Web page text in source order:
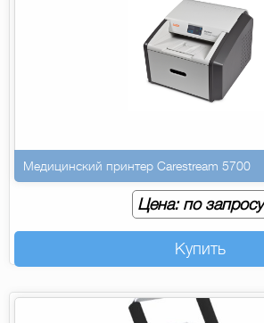
Медицинский принтер Carestream 5700
Цена: по запросу
Купить